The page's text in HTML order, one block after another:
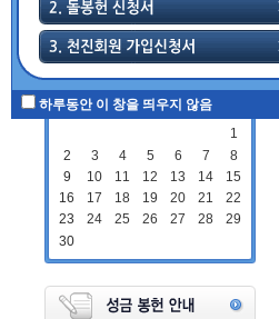
2025 11월
1
2
3 4 5 6 7
8
9
10 11 12 13 14
15
16
17 18 19 20 21
22
23
24 25 26 27 28
29
30
하루동안 이 창을 띄우지 않음